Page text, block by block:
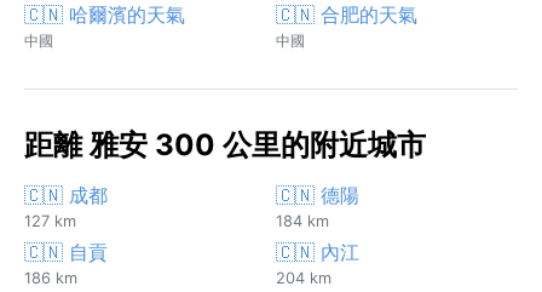
🇨🇳 哈爾濱的天氣
中國
🇨🇳 合肥的天氣
中國
距離 雅安 300 公里的附近城市
🇨🇳 成都
127 km
🇨🇳 德陽
184 km
🇨🇳 自貢
186 km
🇨🇳 內江
204 km